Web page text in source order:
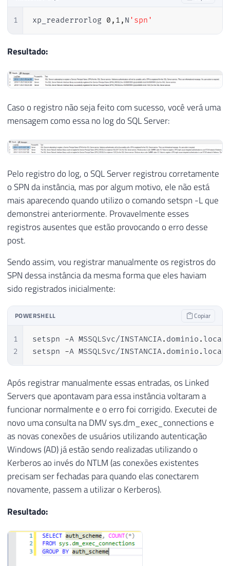
1 xp_readerrorlog 0 , 1 , N 'spn'
Resultado:
Caso o registro não seja feito com sucesso, você verá uma
mensagem como essa no log do SQL Server:
Pelo registro do log, o SQL Server registrou corretamente
o SPN da instância, mas por algum motivo, ele não está
mais aparecendo quando utilizo o comando setspn -L que
demonstrei anteriormente. Provavelmente esses
registros ausentes que estão provocando o erro desse
post.
Sendo assim, vou registrar manualmente os registros do
SPN dessa instância da mesma forma que eles haviam
sido registrados inicialmente:
POWERSHELL Copiar
1
2
setspn -A MSSQLSvc/INSTANCIA. dominio .
setspn -A MSSQLSvc/INSTANCIA. dominio .
Após registrar manualmente essas entradas, os Linked
Servers que apontavam para essa instância voltaram a
funcionar normalmente e o erro foi corrigido. Executei de
novo uma consulta na DMV sys.dm_exec_connections e
as novas conexões de usuários utilizando autenticação
Windows (AD) já estão sendo realizadas utilizando o
Kerberos ao invés do NTLM (as conexões existentes
precisam ser fechadas para quando elas conectarem
novamente, passem a utilizar o Kerberos).
Resultado: